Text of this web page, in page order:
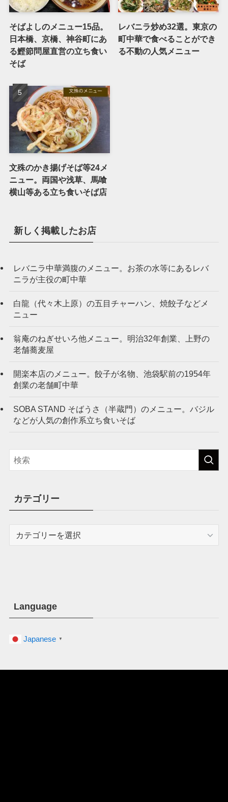
そばよしのメニュー15品。
日本橋、京橋、神谷町にあ
る鰹節問屋直営の立ち食い
そば
レバニラ炒め32選。東京の
町中華で食べることができ
る不動の人気メニュー
文殊のかき揚げそば等24メ
ニュー。両国や浅草、馬喰
横山等ある立ち食いそば店
新しく掲載したお店
レバニラ中華満腹のメニュー。お茶の水等にあるレバ
ニラが主役の町中華
白龍（代々木上原）の五目チャーハン、焼餃子などメ
ニュー
翁庵のねぎせいろ他メニュー。明治32年創業、上野の
老舗蕎麦屋
開楽本店のメニュー。餃子が名物、池袋駅前の1954年
創業の老舗町中華
SOBA STAND そばうさ（半蔵門）のメニュー。バジル
などが人気の創作系立ち食いそば
カテゴリー
Language
Japanese ▼